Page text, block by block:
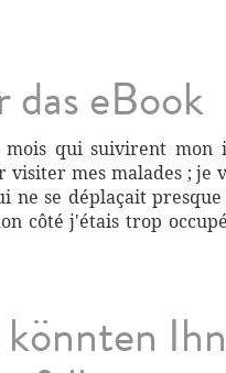
das eBook
qui suivirent mon
visiter mes malades ; je
ne se déplaçait
côté j'étais trop